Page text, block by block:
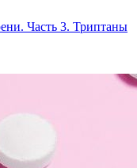
Часть 3. Триптаны